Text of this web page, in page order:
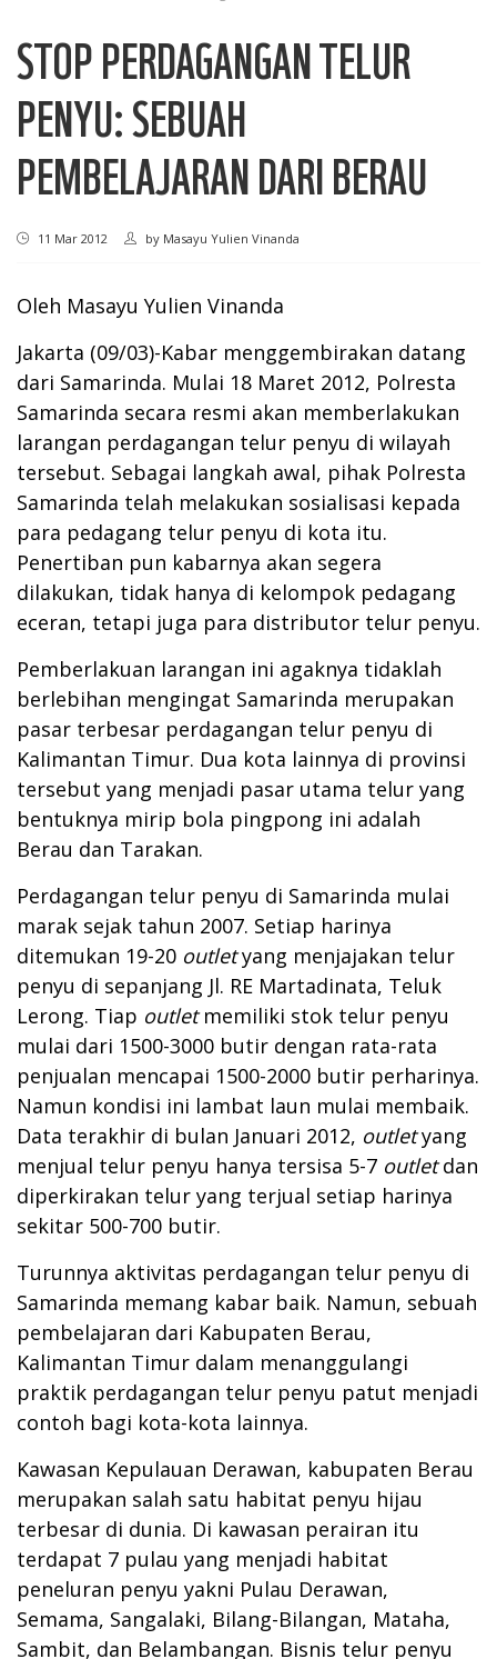
STOP PERDAGANGAN TELUR
PENYU: SEBUAH
PEMBELAJARAN DARI BERAU
11 Mar 2012 by Masayu Yulien Vinanda
Oleh Masayu Yulien Vinanda
Jakarta (09/03)-Kabar menggembirakan datang
dari Samarinda. Mulai 18 Maret 2012, Polresta
Samarinda secara resmi akan memberlakukan
larangan perdagangan telur penyu di wilayah
tersebut. Sebagai langkah awal, pihak Polresta
Samarinda telah melakukan sosialisasi kepada
para pedagang telur penyu di kota itu.
Penertiban pun kabarnya akan segera
dilakukan, tidak hanya di kelompok pedagang
eceran, tetapi juga para distributor telur penyu.
Pemberlakuan larangan ini agaknya tidaklah
berlebihan mengingat Samarinda merupakan
pasar terbesar perdagangan telur penyu di
Kalimantan Timur. Dua kota lainnya di provinsi
tersebut yang menjadi pasar utama telur yang
bentuknya mirip bola pingpong ini adalah
Berau dan Tarakan.
Perdagangan telur penyu di Samarinda mulai
marak sejak tahun 2007. Setiap harinya
ditemukan 19-20 outletyang menjajakan telur
penyu di sepanjang Jl. RE Martadinata, Teluk
Lerong. Tiap outletmemiliki stok telur penyu
mulai dari 1500-3000 butir dengan rata-rata
penjualan mencapai 1500-2000 butir perharinya.
Namun kondisi ini lambat laun mulai membaik.
Data terakhir di bulan Januari 2012, outletyang
menjual telur penyu hanya tersisa 5-7 outletdan
diperkirakan telur yang terjual setiap harinya
sekitar 500-700 butir.
Turunnya aktivitas perdagangan telur penyu di
Samarinda memang kabar baik. Namun, sebuah
pembelajaran dari Kabupaten Berau,
Kalimantan Timur dalam menanggulangi
praktik perdagangan telur penyu patut menjadi
contoh bagi kota-kota lainnya.
Kawasan Kepulauan Derawan, kabupaten Berau
merupakan salah satu habitat penyu hijau
terbesar di dunia. Di kawasan perairan itu
terdapat 7 pulau yang menjadi habitat
peneluran penyu yakni Pulau Derawan,
Semama, Sangalaki, Bilang-Bilangan, Mataha,
Sambit, dan Belambangan. Bisnis telur penyu